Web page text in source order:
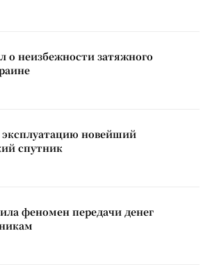
о неизбежности затяжного
эксплуатацию новейший
спутник
феномен передачи денег